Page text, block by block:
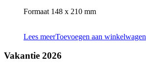
Formaat 148 x 210 mm
Lees meerToevoegen aan winkelwagen
Vakantie 2026